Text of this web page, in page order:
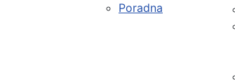
Poradna